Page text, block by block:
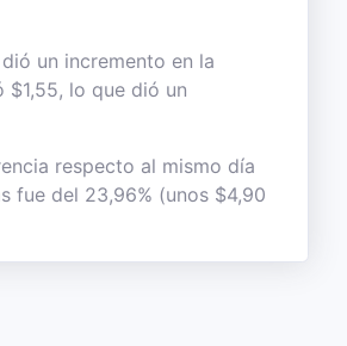
un incremento en la
lo que dió un
respecto al mismo día
fue del 23,96% (unos $4,90